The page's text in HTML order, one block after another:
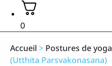
0
Accueil > Postures de yoga
(​​Utthita Parsvakonasana)